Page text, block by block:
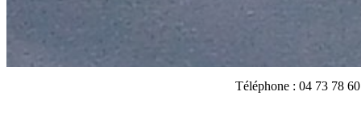
Téléphone : 04 73 78